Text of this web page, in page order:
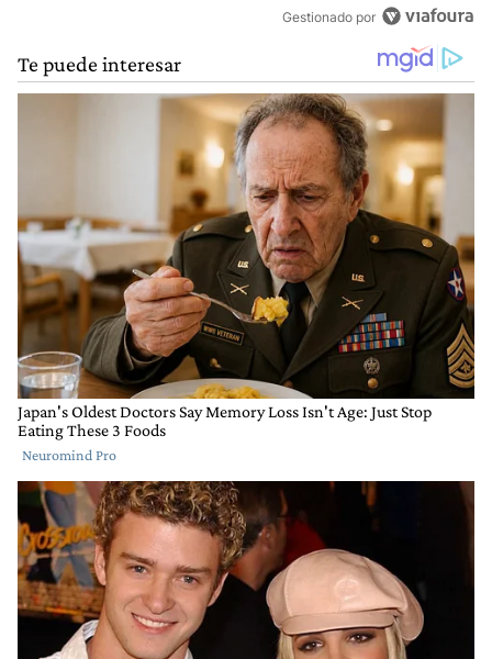
Gestionado por